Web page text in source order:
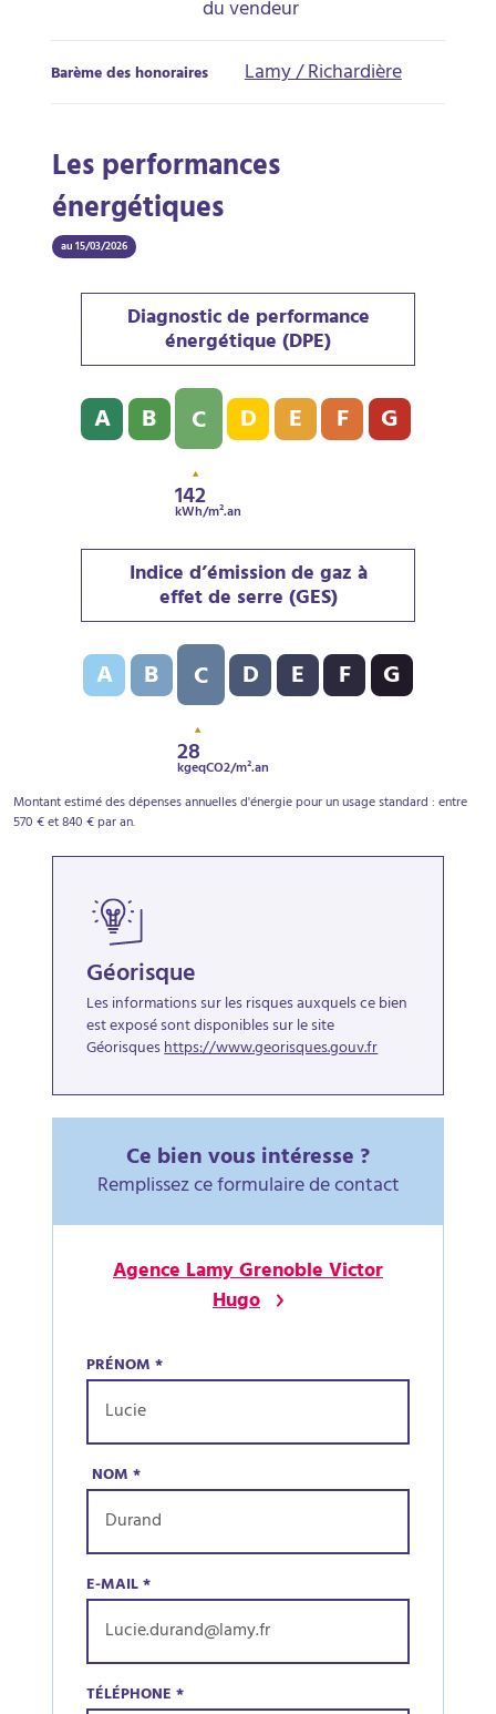
du vendeur
Barème des honoraires Lamy / Richardière
Les performances
énergétiques
au 15/03/2026
Diagnostic de performance
énergétique (DPE)
Diagnostic de performance énergétique (DPE) : C -
A B C
142
kWh/m².an
D E F G
Indice d’émission de gaz à
effet de serre (GES)
Indice d’émission de gaz à effet de serre (GES) : C -
A B C
28
kgeqCO2/m².an
D E F G
Montant estimé des dépenses annuelles d'énergie pour un usage standard : entre
570 € et 840 € par an.
Géorisque
Les informations sur les risques auxquels ce bien
est exposé sont disponibles sur le site
Géorisqueshttps://www.georisques.gouv.fr
Ce bien vous intéresse ?
Remplissez ce formulaire de contact
Agence Lamy Grenoble Victor
Hugo
PRÉNOM*
NOM*
E-MAIL*
TÉLÉPHONE*